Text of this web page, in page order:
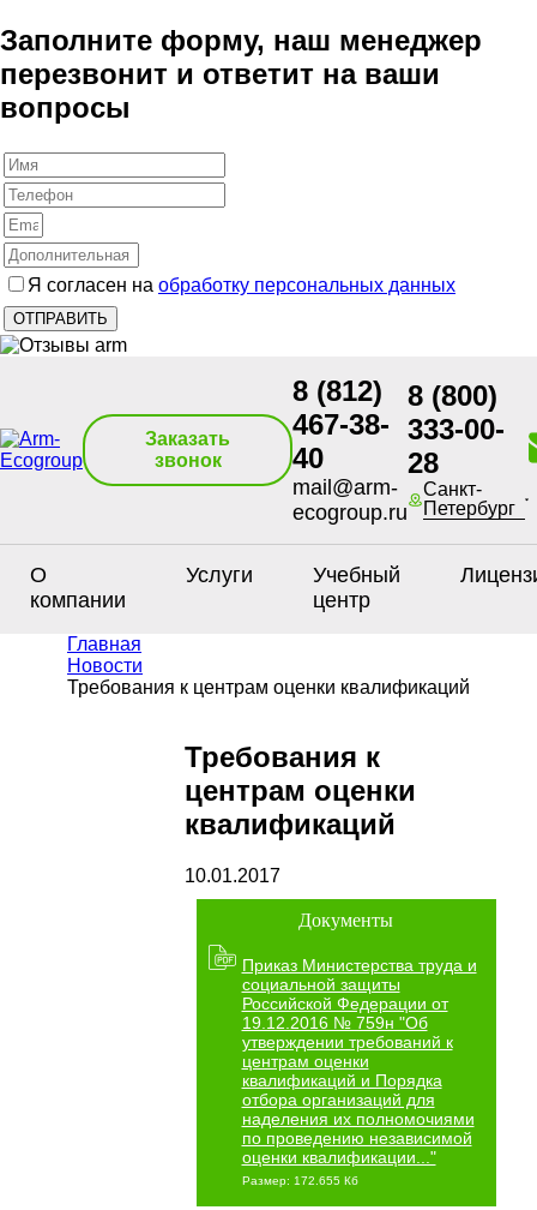
Заполните форму, наш менеджер
перезвонит и ответит на ваши
вопросы
Я согласен на обработку персональных данных
Заказать
звонок
8 (812)
467-38-
40
mail@arm-
ecogroup.ru
8 (800)
333-00-
28
Санкт-
Петербург
О
компании
Услуги
Учебный
центр
Главная
Новости
Требования к центрам оценки квалификаций
Требования к
центрам оценки
квалификаций
10.01.2017
Документы
Приказ Министерства труда и
социальной защиты
Российской Федерации от
19.12.2016 № 759н "Об
утверждении требований к
центрам оценки
квалификаций и Порядка
отбора организаций для
наделения их полномочиями
по проведению независимой
оценки квалификации..."
Размер: 172.655 Кб